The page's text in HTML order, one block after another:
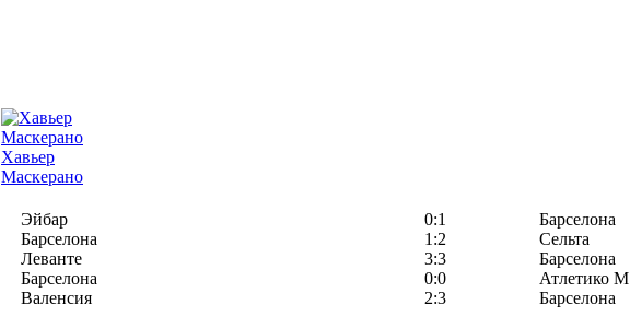
Хавьер
Маскерано
Эйбар 0:1
Барселона
Барселона 1:2
Сельта
Леванте 3:3
Барселона
Барселона 0:0
Атлетико М
Валенсия 2:3
Барселона